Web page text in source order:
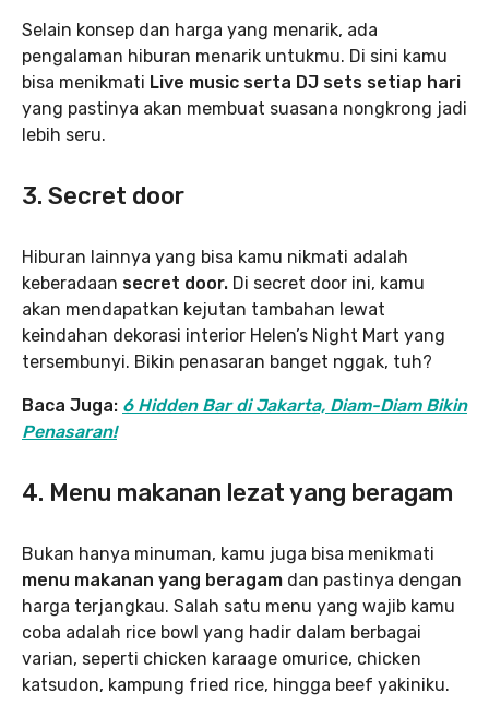
Selain konsep dan harga yang menarik, ada
pengalaman hiburan menarik untukmu. Di sini kamu
bisa menikmati Live music serta DJ sets setiap hari
yang pastinya akan membuat suasana nongkrong jadi
lebih seru.
3. Secret door
Hiburan lainnya yang bisa kamu nikmati adalah
keberadaan secret door. Di secret door ini, kamu
akan mendapatkan kejutan tambahan lewat
keindahan dekorasi interior Helen’s Night Mart yang
tersembunyi. Bikin penasaran banget nggak, tuh?
Baca Juga: 6 Hidden Bar di Jakarta, Diam-Diam Bikin
Penasaran!
4. Menu makanan lezat yang beragam
Bukan hanya minuman, kamu juga bisa menikmati
menu makanan yang beragam dan pastinya dengan
harga terjangkau. Salah satu menu yang wajib kamu
coba adalah rice bowl yang hadir dalam berbagai
varian, seperti chicken karaage omurice, chicken
katsudon, kampung fried rice, hingga beef yakiniku.